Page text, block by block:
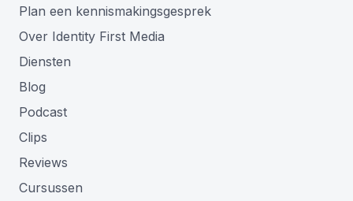
Plan een kennismakingsgesprek
Over Identity First Media
Diensten
Blog
Podcast
Clips
Reviews
Cursussen